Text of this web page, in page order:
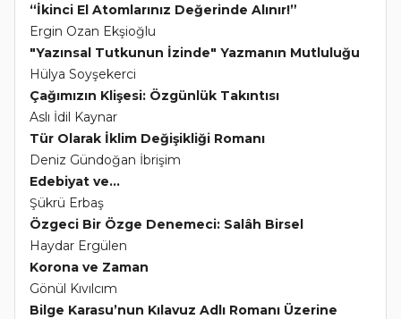
“İkinci El Atomlarınız Değerinde Alınır!”
Ergin Ozan Ekşioğlu
"Yazınsal Tutkunun İzinde" Yazmanın Mutluluğu
Hülya Soyşekerci
Çağımızın Klişesi: Özgünlük Takıntısı
Aslı İdil Kaynar
Tür Olarak İklim Değişikliği Romanı
Deniz Gündoğan İbrişim
Edebiyat ve...
Şükrü Erbaş
Özgeci Bir Özge Denemeci: Salâh Birsel
Haydar Ergülen
Korona ve Zaman
Gönül Kıvılcım
Bilge Karasu’nun Kılavuz Adlı Romanı Üzerine